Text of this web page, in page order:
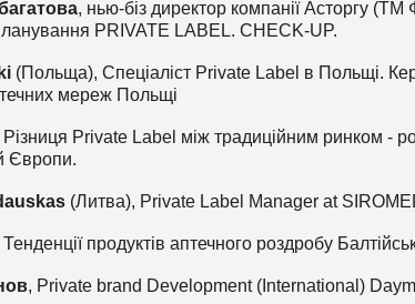
, нью-біз директор компанії Асторгу
PRIVATE LABEL. CHECK-UP.
(Польща), Спеціаліст Private Label в Польщі.
мереж Польщі
Private Label між традиційним ринком -
Європи.
(Литва), Private Label Manager at
продуктів аптечного роздробу
, Private brand Development (International)